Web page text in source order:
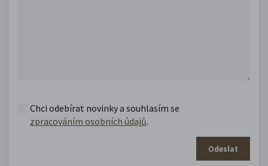
Chci odebírat novinky a souhlasím se
zpracováním osobních údajů.
Odeslat